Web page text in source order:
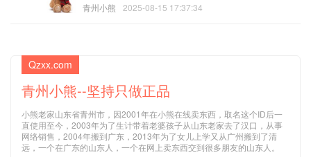
青州小熊 2025-08-15 17:37:34
Qzxx.com
青州小熊--坚持只做正品
小熊老家山东省青州市，因2001年在小熊在线卖东西，取名这个ID后一
直使用至今，2003年为了生计带着老婆孩子从山东老家去了汉口，从事
网络销售，2004年搬到广东，2013年为了女儿上学又从广州搬到了清
远，一个在广东的山东人，一个在网上卖东西交到很多朋友的山东人。